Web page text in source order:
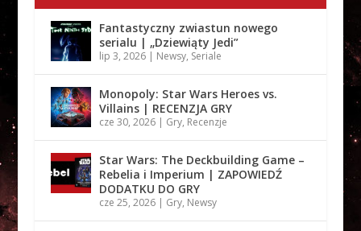
Fantastyczny zwiastun nowego
serialu | „Dziewiąty Jedi”
lip 3, 2026| Newsy, Seriale
Monopoly: Star Wars Heroes vs.
Villains | RECENZJA GRY
cze 30, 2026| Gry, Recenzje
Star Wars: The Deckbuilding Game –
Rebelia i Imperium | ZAPOWIEDŹ
DODATKU DO GRY
cze 25, 2026| Gry, Newsy